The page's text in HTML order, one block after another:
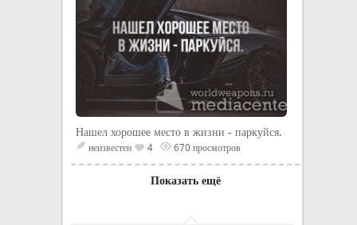
Нашел хорошее место в жизни - паркуйся.
неизвестен 4 670 просмотров
Показать ещё